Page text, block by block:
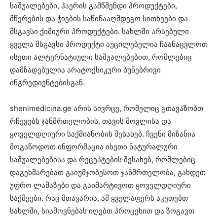
საშუალებები, ჰაერის გამწმენდი პროდუქტები,
მწერების და ჭიების საწინააღმდეგო სითხეები და
მსგავსი ქიმიური პროდუქტები. სახლში არსებული
ყველა მსგავსი პროდუქტი აუცილებელია ჩაანაცვლოთ
ისეთი ალტერნატიული საშუალებებით, რომლებიც
დამზადებულია არატოქსიკური ბუნებრივი
ინგრედიენტებისგან.
shenimedicina.ge არის სივრცე, რომელიც გთავაზობთ
რჩევებს ჯანმრთელობის, თავის მოვლისა და
ყოველდღიური საქმიანობის შესახებ. ჩვენი მიზანია
მოგაწოდოთ ინფორმაცია ისეთი ნატურალური
საშუალებებისა და რეცეპტების შესახებ, რომლებიც
დაგეხმარებათ გაიუმჯობესოთ ჯანმრთელობა, გახდეთ
უფრო ლამაზები და გაიმარტივოთ ყოველდღიური
საქმეები. რაც მთავარია, ამ ყველაფერს აკეთებთ
სახლში, სიამოვნებას იღებთ პროცესით და ზოგავთ